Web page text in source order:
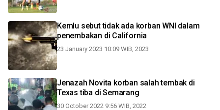
Kemlu sebut tidak ada korban WNI dalam
penembakan di California
23 January 2023 10:09 WIB, 2023
Jenazah Novita korban salah tembak di
Texas tiba di Semarang
30 October 2022 9:56 WIB, 2022